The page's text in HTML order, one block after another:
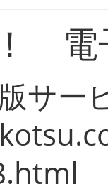
電
サー